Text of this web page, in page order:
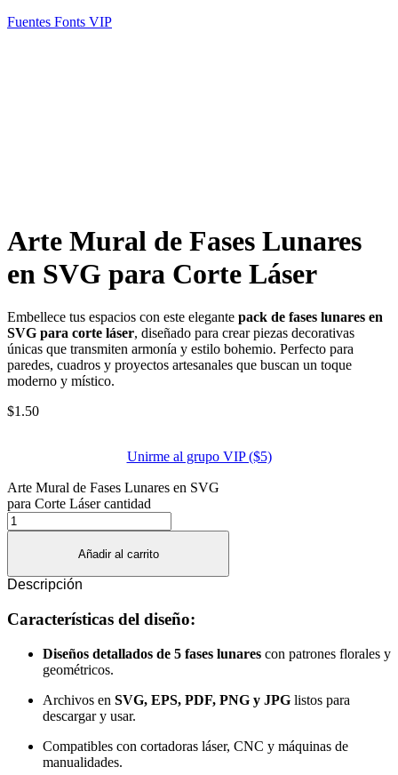
Fuentes Fonts VIP
Arte Mural de Fases Lunares
en SVG para Corte Láser
Embellece tus espacios con este elegante pack de fases lunares en
SVG para corte láser, diseñado para crear piezas decorativas
únicas que transmiten armonía y estilo bohemio. Perfecto para
paredes, cuadros y proyectos artesanales que buscan un toque
moderno y místico.
$1.50
Unirme al grupo VIP ($5)
Arte Mural de Fases Lunares en SVG
para Corte Láser cantidad
Añadir al carrito
Descripción
Características del diseño:
Diseños detallados de 5 fases lunares con patrones florales y
geométricos.
Archivos en SVG, EPS, PDF, PNG y JPG listos para
descargar y usar.
Compatibles con cortadoras láser, CNC y máquinas de
manualidades.